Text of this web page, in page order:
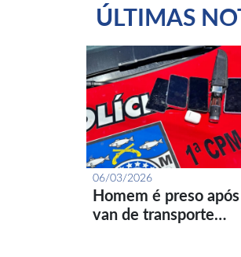
ÚLTIMAS
06/03/2026
Homem é preso
van de transporte…